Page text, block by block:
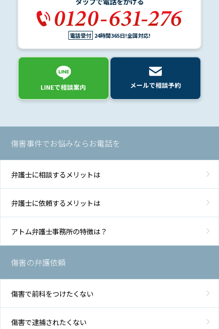
アク
電話受付 24時間365日!全国対応!
LINEで相談案内 メールで相談予約
傷害事件でお悩みならお電話を
弁護士に相談するメリットは
弁護士に依頼するメリットは
アトム弁護士事務所の特徴は？
傷害の弁護依頼
傷害で前科をつけたくない
傷害で逮捕されたくない